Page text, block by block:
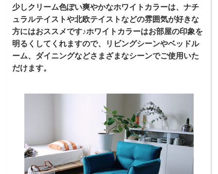
少しクリーム色ぽい爽やかなホワイトカラーは、ナチ
ュラルテイストや北欧テイストなどの雰囲気が好きな
方にはおススメです♪ホワイトカラーはお部屋の印象を
明るくしてくれますので、リビングシーンやベッドル
ーム、ダイニングなどさまざまなシーンでご使用いた
だけます。